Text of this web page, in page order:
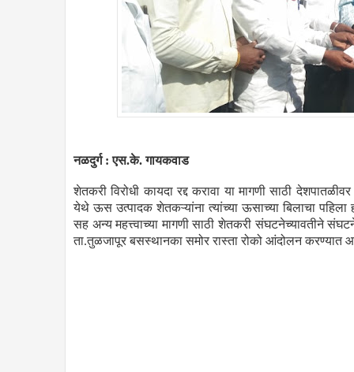
नळदुर्ग : एस.के. गायकवाड
शेतकरी विरोधी कायदा रद्द करावा या मागणी साठी
येथे ऊस उत्पादक शेतकऱ्यांना त्यांच्या ऊसाच्या बिलाचा पहिला
सह अन्य महत्त्वाच्या मागणी साठी शेतकरी संघटनेच्यावतीने
ता.तुळजापूर बसस्थानका समोर रास्ता रोको आंदोलन करण्यात